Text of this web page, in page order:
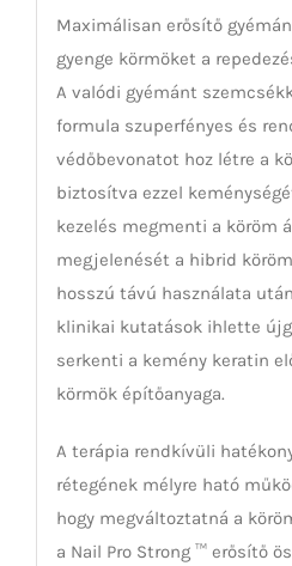
Maximálisan erősítő
gyenge körmöket a
A valódi gyémánt
formula szuperfényes és
védőbevonatot hoz létre a
biztosítva ezzel
kezelés megmenti a köröm
megjelenését a hibrid
hosszú távú használata
klinikai kutatások ihlette
serkenti a kemény keratin
körmök építőanyaga.
A terápia rendkívüli
rétegének mélyre ható
hogy megváltoztatná a
a Nail Pro Strong ™ erősítő